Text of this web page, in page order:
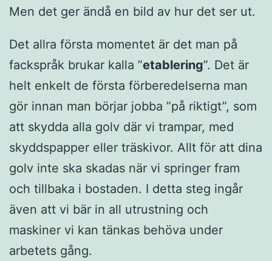
Men det ger ändå en bild av hur det ser ut.
Det allra första momentet är det man på
fackspråk brukar kalla ”etablering”. Det är
helt enkelt de första förberedelserna man
gör innan man börjar jobba ”på riktigt”, som
att skydda alla golv där vi trampar, med
skyddspapper eller träskivor. Allt för att dina
golv inte ska skadas när vi springer fram
och tillbaka i bostaden. I detta steg ingår
även att vi bär in all utrustning och
maskiner vi kan tänkas behöva under
arbetets gång.